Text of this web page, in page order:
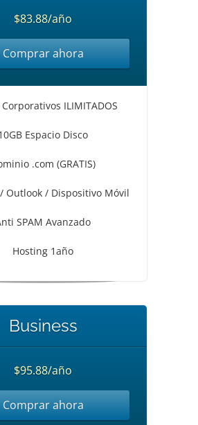
$83.88/año
Comprar ahora
ILIMITADOS
Espacio Disco
.com (GRATIS)
Outlook / Dispositivo Móvil
SPAM Avanzado
Hosting 1año
Business
$95.88/año
Comprar ahora